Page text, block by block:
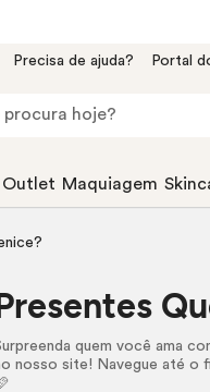
Precisa de ajuda? Portal
Outlet Maquiagem
quem você ama
nosso site! Navegue até o